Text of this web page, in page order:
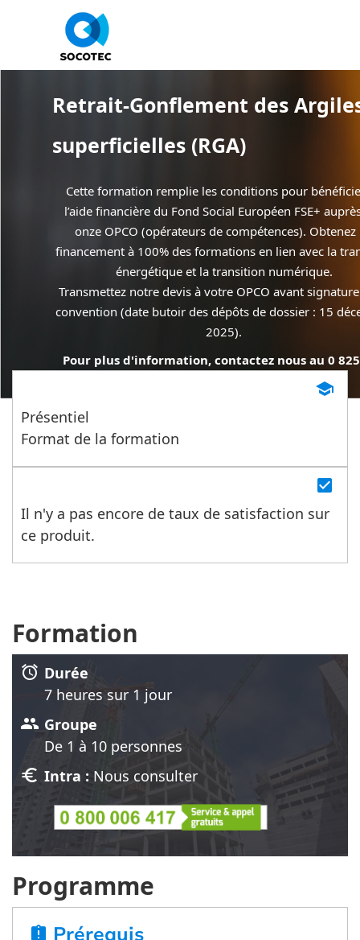
Retrait-Gonflement des
superficielles (RGA)
Cette formation remplie les conditions pour
l’aide financière du Fond Social Européen FSE+
onze OPCO (opérateurs de compétences). Obtenez
financement à 100% des formations en lien avec la
énergétique et la transition numérique.
Transmettez notre devis à votre OPCO avant
convention (date butoir des dépôts de dossier : 15
2025).
Pour plus d'information, contactez nous au 0
455 (service 0.15€/min + prix de l'appel)
Présentiel
Format de la formation
school
Il n'y a pas encore de taux de satisfaction sur
ce produit.
check_box
Formation
alarm Durée
7 heures sur 1 jour
group Groupe
De 1 à 10 personnes
euro Intra : Nous consulter
Programme
assignment_late Prérequis